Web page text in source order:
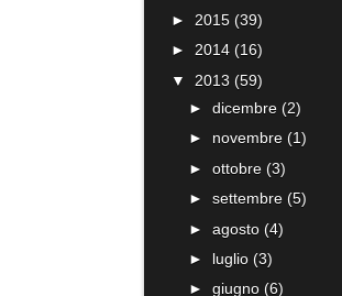
► 2015 (39)
► 2014 (16)
▼ 2013 (59)
►dicembre(2)
► novembre(1)
►ottobre(3)
►settembre(5)
►agosto(4)
►
luglio(3)
►giugno(6)